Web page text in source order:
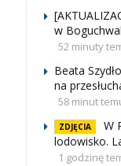
w
52 minuty
Beata
na
58 minut
ZDJĘCIA
W
lodowisko.
1 godzinę